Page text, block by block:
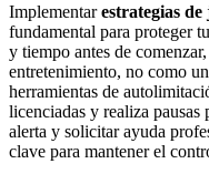
Implementarestrategias
fundamental para proteger
y tiempo antes de
entretenimiento, no como
herramientas de
licenciadas y realiza
alerta y solicitar ayuda
clave para mantener el